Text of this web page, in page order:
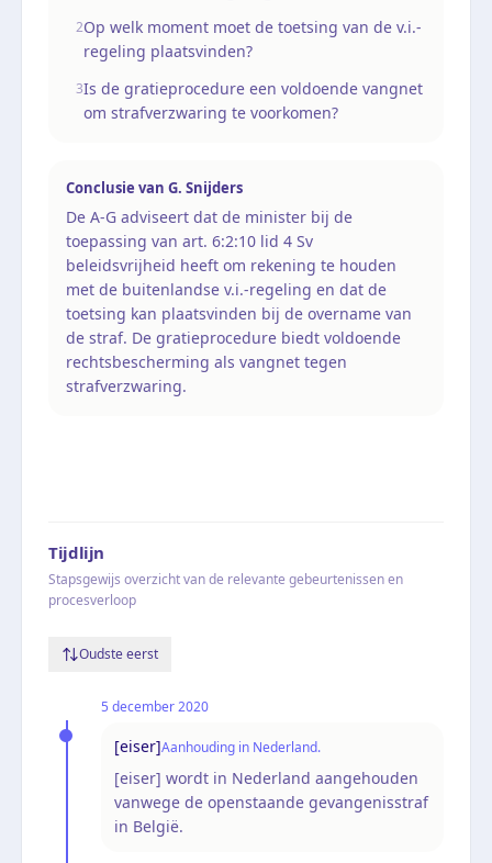
2Op welk moment moet de toetsing van de v.i.-
regeling plaatsvinden?
3Is de gratieprocedure een voldoende vangnet
om strafverzwaring te voorkomen?
Conclusie van G. Snijders
De A-G adviseert dat de minister bij de
toepassing van art. 6:2:10 lid 4 Sv
beleidsvrijheid heeft om rekening te houden
met de buitenlandse v.i.-regeling en dat de
toetsing kan plaatsvinden bij de overname van
de straf. De gratieprocedure biedt voldoende
rechtsbescherming als vangnet tegen
strafverzwaring.
Tijdlijn
Stapsgewijs overzicht van de relevante gebeurtenissen en
procesverloop
Oudste eerst
5 december 2020
[eiser]Aanhouding in Nederland.
[eiser] wordt in Nederland aangehouden
vanwege de openstaande gevangenisstraf
in België.